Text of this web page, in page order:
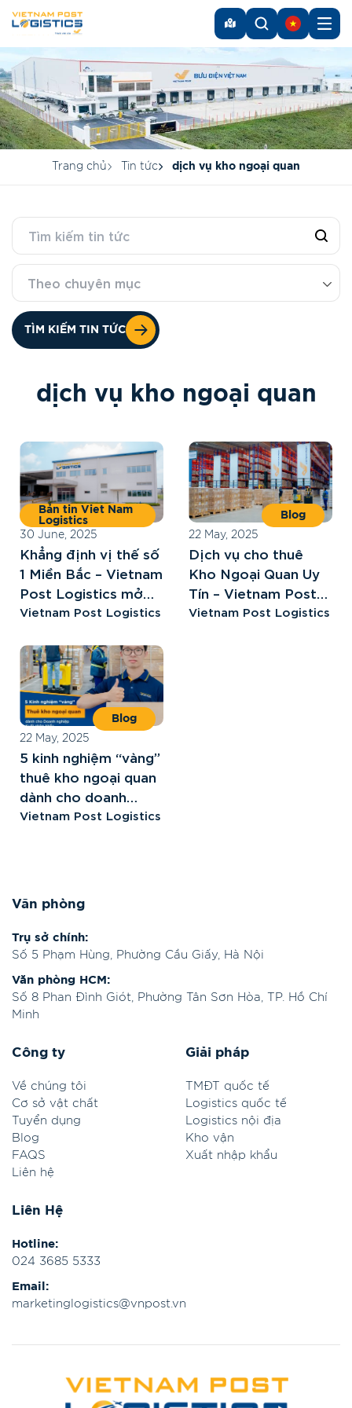
Trang chủ Tin tức dịch vụ kho ngoại quan
Theo chuyên mục
TÌM KIẾM TIN TỨC
d ịc h vụ k ho ngoại quan
Bản tin Viet Nam
Logistics
30 June, 2025
Khẳng định vị thế số
1 Miền Bắc – Vietnam
Post Logistics mở
liên tiếp 3 kho ngoại
Vietnam Post Logistics
Blog
22 May, 2025
Dịch vụ cho thuê
Kho Ngoại Quan Uy
Tín – Vietnam Post
Logistics
Vietnam Post Logistics
Blog
22 May, 2025
5 kinh nghiệm “vàng”
thuê kho ngoại quan
dành cho doanh
nghiệp
Vietnam Post Logistics
Văn phòng
Trụ sở chính:
Số 5 Phạm Hùng, Phường Cầu Giấy, Hà Nội
Văn phòng HCM:
Số 8 Phan Đình Giót, Phường Tân Sơn Hòa, TP. Hồ Chí
Minh
Liên Hệ
Hotline:
024 3685 5333
Email:
marketinglogistics@vnpost.vn
Công ty
Về chúng tôi
Cơ sở vật chất
Tuyển dụng
Blog
FAQS
Liên hệ
Giải pháp
TMĐT quốc tế
Logistics quốc tế
Logistics nội địa
Kho vận
Xuất nhập khẩu